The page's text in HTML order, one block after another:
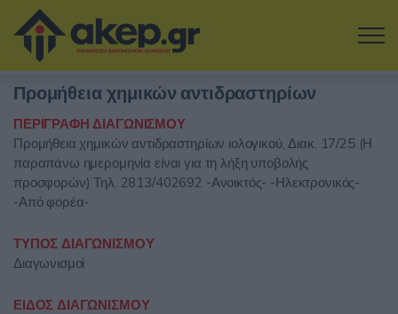
Μετάβαση στο κύριο περιεχόμενο
Η εταιρία
Αναζήτηση Διαγωνισμών
Δοκιμάστε την Υπηρεσία
Επικοινωνία
Σύνδεση
Προμήθεια χημικών αντιδραστηρίων
ΠΕΡΙΓΡΑΦΗ ΔΙΑΓΩΝΙΣΜΟΥ
Προμήθεια χημικών αντιδραστηρίων ιολογικού, Διακ. 17/25 (Η
παραπάνω ημερομηνία είναι για τη λήξη υποβολής
προσφορών) Τηλ. 2813/402692 -Ανοικτός- -Ηλεκτρονικός-
-Από φορέα-
ΤΥΠΟΣ ΔΙΑΓΩΝΙΣΜΟΥ
Διαγωνισμοί
ΕΙΔΟΣ ΔΙΑΓΩΝΙΣΜΟΥ